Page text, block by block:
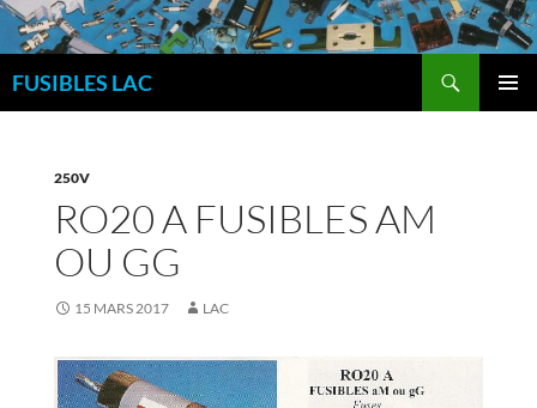
Aller
au
contenu
FUSIBLES LAC
250V
RO20 A FUSIBLES AM
OU GG
15 MARS 2017 LAC